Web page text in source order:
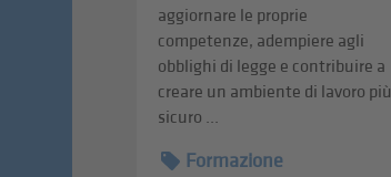
aggiornare le proprie
competenze, adempiere agli
obblighi di legge e contribuire a
creare un ambiente di lavoro più
sicuro ...
Formazione